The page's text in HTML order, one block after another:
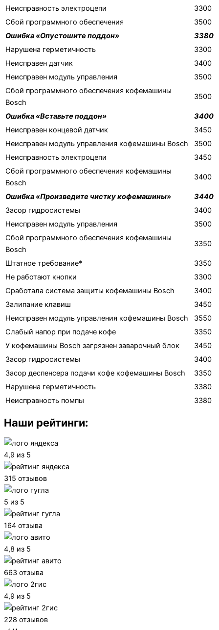
Неисправность электроцепи
3300
Сбой программного обеспечения
3500
Ошибка «Опустошите поддон»
3380
Нарушена герметичность
3300
Неисправен датчик
3400
Неисправен модуль управления
3500
Сбой программного обеспечения кофемашины
Bosch
3500
Ошибка «Вставьте поддон»
3400
Неисправен концевой датчик
3450
Неисправен модуль управления кофемашины Bosch
3500
Неисправность электроцепи
3450
Сбой программного обеспечения кофемашины
Bosch
3400
Ошибка «Произведите чистку кофемашины»
3440
Засор гидросистемы
3400
Неисправен модуль управления
3500
Сбой программного обеспечения кофемашины
Bosch
3350
Штатное требование*
3350
Не работают кнопки
3300
Сработала система защиты кофемашины Bosch
3400
Залипание клавиш
3450
Неисправен модуль управления кофемашины Bosch
3550
Слабый напор при подаче кофе
3350
У кофемашины Bosch загрязнен заварочный блок
3450
Засор гидросистемы
3400
Засор деспенсера подачи кофе кофемашины Bosch
3350
Нарушена герметичность
3380
Неисправность помпы
3380
Наши рейтинги:
4,9 из 5
315 отзывов
5 из 5
164 отзыва
4,8 из 5
663 отзыва
4,9 из 5
228 отзывов